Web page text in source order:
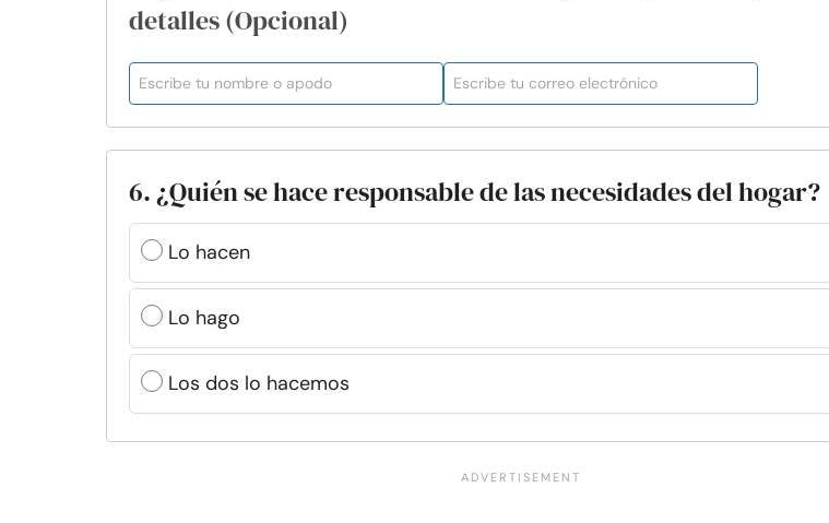
detalles (Opcional)
6. ¿Quién se hace responsable de las necesidades del hogar?
Lo hacen
Lo hago
Los dos lo hacemos